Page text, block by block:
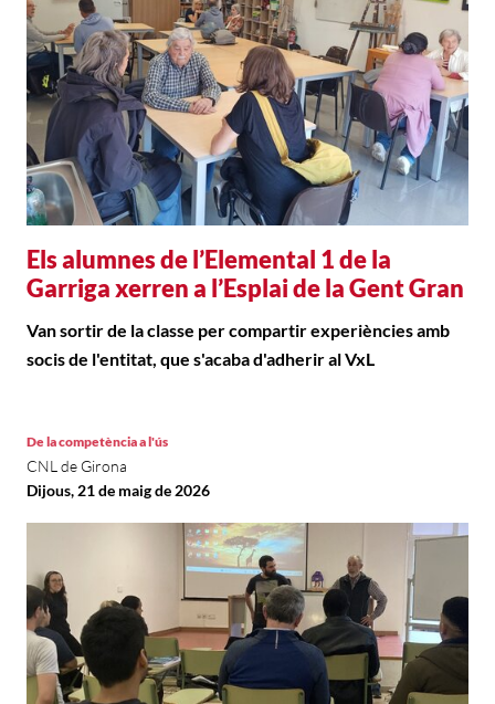
Els alumnes de l’Elemental 1 de la
Garriga xerren a l’Esplai de la Gent Gran
Van sortir de la classe per compartir experiències amb
socis de l'entitat, que s'acaba d'adherir al VxL
De la competència a l'ús
CNL de Girona
Dijous, 21 de maig de 2026